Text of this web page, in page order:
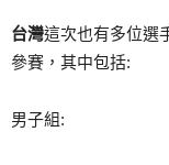
台灣這次也有多位選
參賽，其中包括:
男子組: